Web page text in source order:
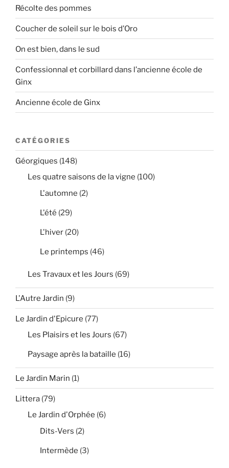
Récolte des pommes
Coucher de soleil sur le bois d’Oro
On est bien, dans le sud
Confessionnal et corbillard dans l’ancienne école de
Ginx
Ancienne école de Ginx
CATÉGORIES
Géorgiques (148)
Les quatre saisons de la vigne (100)
L'automne (2)
L'été (29)
L'hiver (20)
Le printemps (46)
Les Travaux et les Jours (69)
L'Autre Jardin (9)
Le Jardin d'Epicure (77)
Les Plaisirs et les Jours (67)
Paysage après la bataille (16)
Le Jardin Marin (1)
Littera (79)
Le Jardin d'Orphée (6)
Dits-Vers (2)
Intermède (3)